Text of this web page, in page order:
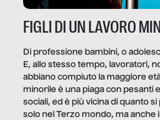
FIGLI DI UN LAVORO
Di professione bambini, o
E, allo stesso tempo, lavoratori,
abbiano compiuto la maggiore
minorile è una piaga con pesanti
sociali, ed è più vicina di quanto
solo nel Terzo mondo, ma anche